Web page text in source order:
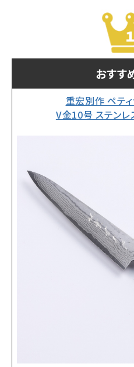
おすす
重宏別作 ペテ
V金10号 ステンレ